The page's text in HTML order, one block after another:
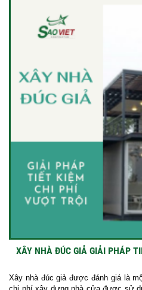
XÂY NHÀ ĐÚC GIẢ GIẢI PHÁP
Xây nhà đúc giả được đánh giá là